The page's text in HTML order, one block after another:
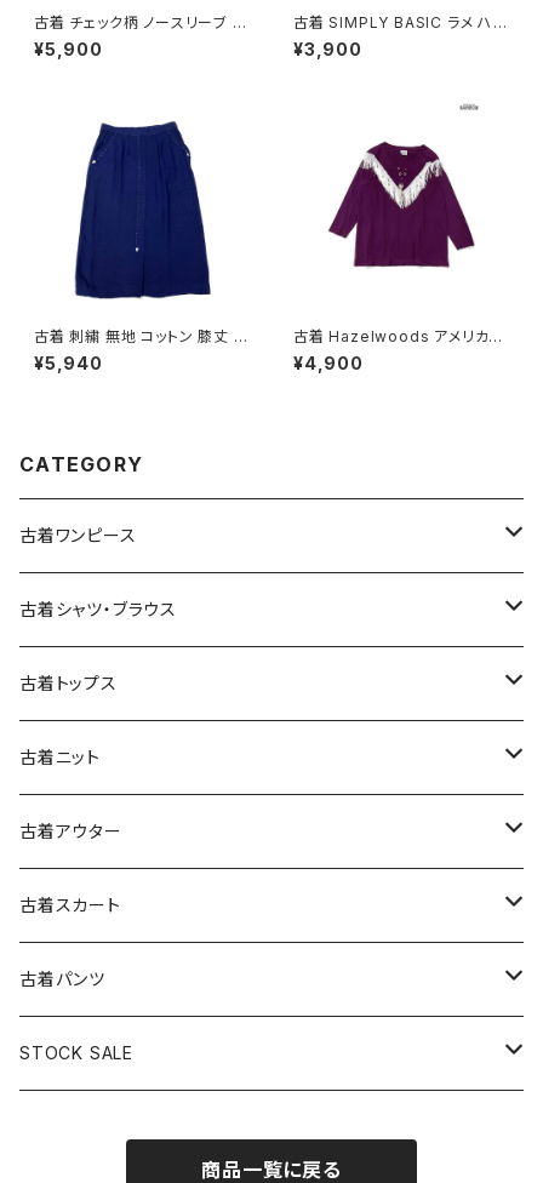
古着 チェック柄 ノースリーブ ベ
スト 緑 (ttu2501125)
¥5,900
古着 SIMPLY BASIC ラメ ハイ
ネック ボーダー柄 長袖 ニット
セーター ピンク 水色 (ttu2501
¥3,900
古着 刺繍 無地 コットン 膝丈 ス
カート 紺 (ba2607004)
¥5,940
古着 Hazelwoods アメリカ製
フリンジ 無地 コットン100％ 長
袖 Ｔシャツ 紫 (ttu2501287)
¥4,900
CATEGORY
古着ワンピース
古着長袖ワンピース
古着半袖ワンピース
古着ノースリーブワンピース
古着キャミソールワンピース
古着ベアトップワンピース
古着オールインワン
古着オーバーオール
古着シャツ・ブラウス
古着長袖シャツ・ブラウス
古着半袖シャツ・ブラウス
古着ノースリーブシャツ・ブラウス
古着トップス
古着スウェット&パーカー
古着スウェット
古着パーカー
古着プルオーバー
古着長袖プルオーバー
古着半袖プルオーバー
古着Ｔシャツ
古着長袖Ｔシャツ
古着半袖Ｔシャツ
古着ベスト
古着キャミソール
古着ニット
古着セーター
古着カーディガン
古着半袖ニット
古着ニットアウター
古着アウター
古着ライトジャケット
古着ライトコート
古着ヘビージャケット
古着スカート
古着ロング丈スカート (丈76cm-)
古着膝丈スカート (丈56-75cm)
古着パンツ
古着ロング丈パンツ
STOCK SALE
商品一覧に戻る